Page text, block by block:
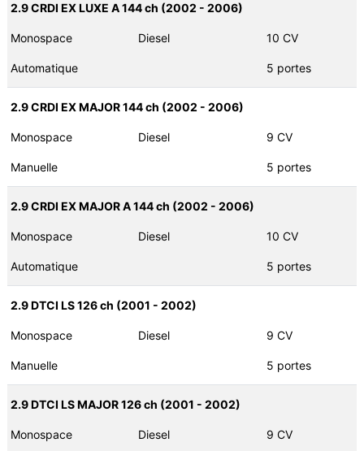
2.9 CRDI EX LUXE A 144 ch (2002 - 2006)
Monospace Diesel 10 CV
Automatique 5 portes
2.9 CRDI EX MAJOR 144 ch (2002 - 2006)
Monospace Diesel 9 CV
Manuelle 5 portes
2.9 CRDI EX MAJOR A 144 ch (2002 - 2006)
Monospace Diesel 10 CV
Automatique 5 portes
2.9 DTCI LS 126 ch (2001 - 2002)
Monospace Diesel 9 CV
Manuelle 5 portes
2.9 DTCI LS MAJOR 126 ch (2001 - 2002)
Monospace Diesel 9 CV